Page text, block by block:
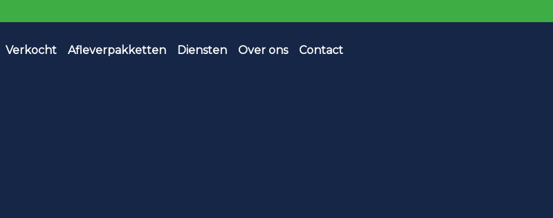
Verkocht Afleverpakketten Diensten Over ons Contact